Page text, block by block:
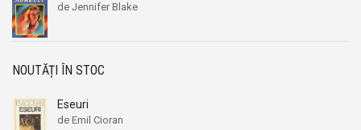
de Jennifer Blake
NOUTĂȚI ÎN STOC
Eseuri
de Emil Cioran